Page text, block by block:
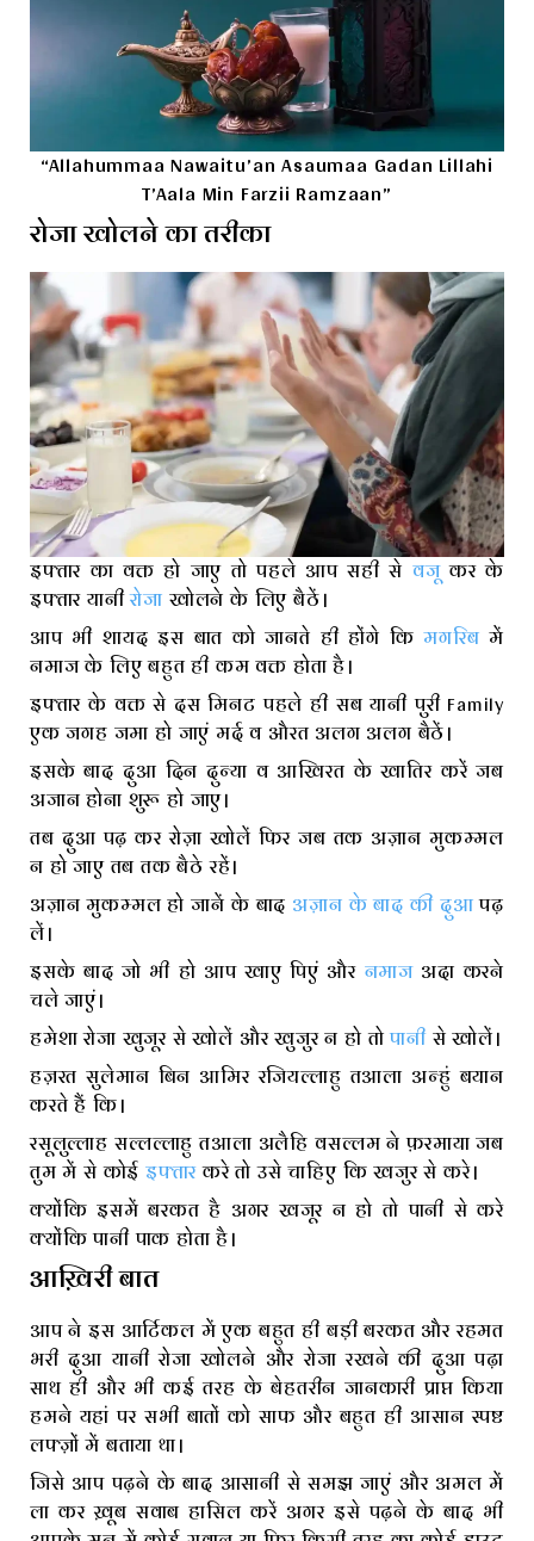
“Allahummaa Nawaitu’an Asaumaa Gadan Lillahi
T’Aala Min Farzii Ramzaan”
रोजा खोलने का तरीका
इफ्तार का वक्त हो जाए तो पहले आप सही से वजूकर के
इफ्तार यानीरोजा खोलने के लिए बैठें।
आप भी शायद इस बात को जानते ही होंगे किमगरिब में
नमाज के लिए बहुत ही कम वक्त होता है।
इफ्तार के वक्त से दस मिनट पहले ही सब यानी पुरी Family
एक जगह जमा हो जाएं मर्द व औरत अलग अलग बैठें।
इसके बाद दुआ दिन दुन्या व आखिरत के खातिर करें जब
अजान होना शुरू हो जाए।
तब दुआ पढ़ कर रोज़ा खोलें फिर जब तक अज़ान मुकम्मल
न हो जाए तब तक बैठे रहें।
अज़ान मुकम्मल हो जानें के बाद अज़ान के बाद की दुआपढ़
लें।
इसके बाद जो भी हो आप खाए पिएं और नमाजअदा करने
चले जाएं।
हमेशा रोजा खुजूर से खोलें और खुजुर न हो तोपानीसे खोलें।
हज़रत सुलेमान बिन आमिर रजियल्लाहु तआला अन्हुं बयान
करते हैं कि।
रसूलुल्लाह सल्लल्लाहु तआला अलैहि वसल्लम ने फ़रमाया जब
तुम में से कोई इफ्तारकरे तो उसे चाहिए कि खजुर से करे।
क्योंकि इसमें बरकत है अगर खजूर न हो तो पानी से करे
क्योंकि पानी पाक होता है।
आख़िरी बात
आप ने इस आर्टिकल में एक बहुत ही बड़ी बरकत और रहमत
भरी दुआ यानी रोजा खोलने और रोजा रखने की दुआ पढ़ा
साथ ही और भी कई तरह के बेहतरीन जानकारी प्राप्त किया
हमने यहां पर सभी बातों को साफ और बहुत ही आसान स्पष्ट
लफ्ज़ों में बताया था।
जिसे आप पढ़ने के बाद आसानी से समझ जाएं और अमल में
ला कर ख़ूब सवाब हासिल करें अगर इसे पढ़ने के बाद भी